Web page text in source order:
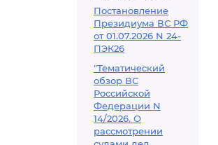
Постановление
Президиума ВС РФ
от 01.07.2026 N 24-
ПЭК26
"Тематический
обзор ВС
Российской
Федерации N
14/2026. О
рассмотрении